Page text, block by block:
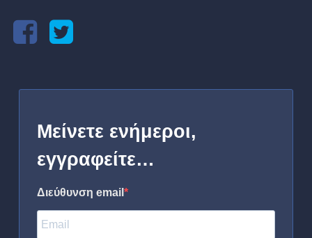
Μείνετε ενήμεροι,
εγγραφείτε…
Διεύθυνση email